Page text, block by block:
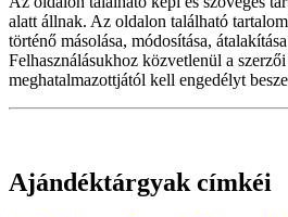
alatt állnak. Az oldalon található
történő másolása, módosítása,
Felhasználásukhoz közvetlenül a
meghatalmazottjától kell engedélyt
Ajándéktárgyak címkéi